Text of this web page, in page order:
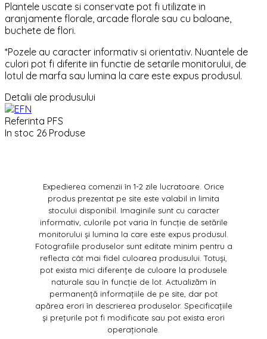
Plantele uscate si conservate pot fi utilizate in
aranjamente florale, arcade florale sau cu baloane,
buchete de flori.
*Pozele au caracter informativ si orientativ. Nuantele de
culori pot fi diferite iin functie de setarile monitorului, de
lotul de marfa sau lumina la care este expus produsul.
Detalii ale produsului
Referinta PFS
In stoc 26 Produse
Expedierea comenzii în 1-2 zile lucratoare. Orice
produs prezentat pe site este valabil in limita
stocului disponibil. Imaginile sunt cu caracter
informativ, culorile pot varia în funcție de setările
monitorului și lumina la care este expus produsul.
Fotografiile produselor sunt editate minim pentru a
reflecta cât mai fidel culoarea produsului. Totuși,
pot exista mici diferențe de culoare la produsele
naturale sau în funcție de lot. Actualizăm în
permanență informațiile de pe site, dar pot
apărea erori în descrierea produselor. Specificațiile
și prețurile pot fi modificate sau pot exista erori
operaționale.